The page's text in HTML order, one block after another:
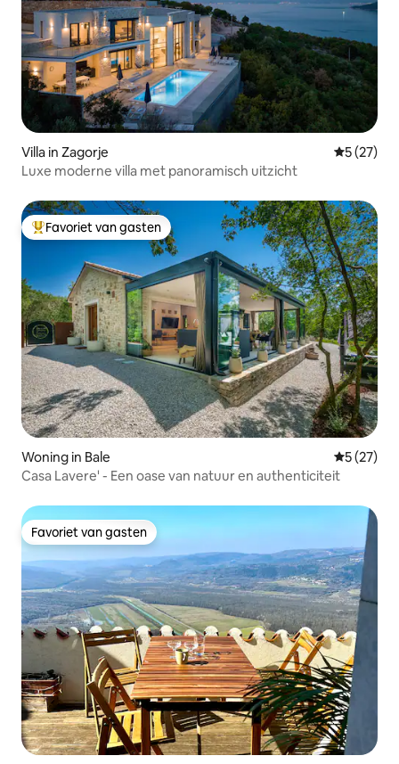
Villa in Zagorje
5 (27)
Luxe moderne villa met panoramisch uitzicht
Topfavoriet van gasten
Favoriet van gasten
Woning in Bale
5 (27)
Casa Lavere' - Een oase van natuur en authenticiteit
Favoriet van gasten
Favoriet van gasten